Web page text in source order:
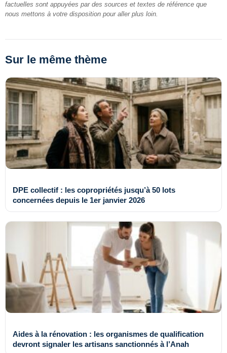
factuelles sont appuyées par des sources et textes de référence que
nous mettons à votre disposition pour aller plus loin.
Sur le même thème
DPE collectif : les copropriétés jusqu’à 50 lots
concernées depuis le 1er janvier 2026
Aides à la rénovation : les organismes de qualification
devront signaler les artisans sanctionnés à l’Anah